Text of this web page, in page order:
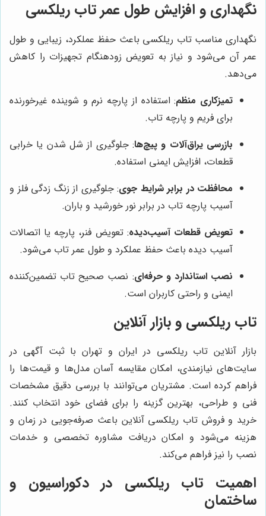
نگهداری و افزایش طول عمر تاب ریلکسی
نگهداری مناسب تاب ریلکسی باعث حفظ عملکرد، زیبایی و طول
عمر آن می‌شود و نیاز به تعویض زودهنگام تجهیزات را کاهش
می‌دهد.
تمیزکاری منظم: استفاده از پارچه نرم و شوینده غیرخورنده
برای فریم و پارچه تاب.
بازرسی یراق‌آلات و پیچ‌ها: جلوگیری از شل شدن یا خرابی
قطعات، افزایش ایمنی استفاده.
محافظت در برابر شرایط جوی: جلوگیری از زنگ زدگی فلز و
آسیب پارچه تاب در برابر نور خورشید و باران.
تعویض قطعات آسیب‌دیده: تعویض فنر، پارچه یا اتصالات
آسیب دیده باعث حفظ عملکرد و طول عمر تاب می‌شود.
نصب استاندارد و حرفه‌ای: نصب صحیح تاب تضمین‌کننده
ایمنی و راحتی کاربران است.
تاب ریلکسی و بازار آنلاین
بازار آنلاین تاب ریلکسی در ایران و تهران با ثبت آگهی در
سایت‌های نیازمندی، امکان مقایسه آسان مدل‌ها و قیمت‌ها را
فراهم کرده است. مشتریان می‌توانند با بررسی دقیق مشخصات
فنی و طراحی، بهترین گزینه را برای فضای خود انتخاب کنند.
خرید و فروش تاب ریلکسی آنلاین باعث صرفه‌جویی در زمان و
هزینه می‌شود و امکان دریافت مشاوره تخصصی و خدمات
نصب را نیز فراهم می‌کند.
اهمیت تاب ریلکسی در دکوراسیون و
ساختمان